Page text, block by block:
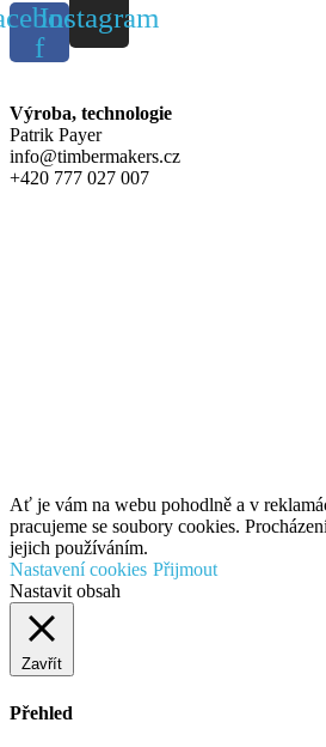
f
Instagram
Výroba, technologie
Patrik Payer
info@timbermakers.cz
+420 777 027 007
Ať je vám na webu pohodlně a v
pracujeme se soubory cookies.
jejich používáním.
Nastavení cookies Přijmout
Nastavit obsah
Zavřít
Přehled